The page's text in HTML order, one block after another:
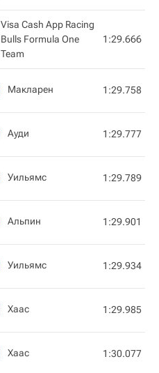
Visa Cash App Racing
Bulls Formula One
Team
1:29.666
Макларен 1:29.758
Ауди 1:29.777
Уильямс 1:29.789
Альпин 1:29.901
Уильямс 1:29.934
Хаас 1:29.985
Хаас 1:30.077